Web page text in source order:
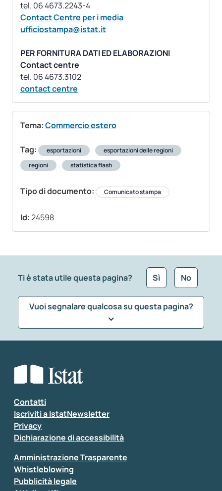
Contact Centre per i media
ufficiostampa@istat.it
PER FORNITURA DATI ED ELABORAZIONI
Contact centre
contact centre
Tema:Commercio estero
Tag: esportazioni
esportazioni delle regioni
regioni
statistica flash
Tipo di documento: Comunicato stampa
Id:24598
Ti è stata utile questa pagina? Sì No
Vuoi segnalare qualcosa su questa pagina?
Seleziona la tipologia della segnalazione
Inserisci il tuo commento
Contatti
Iscriviti a IstatNewsletter
Privacy
Dichiarazione di accessibilità
Amministrazione Trasparente
Whistleblowing
Pubblicità legale